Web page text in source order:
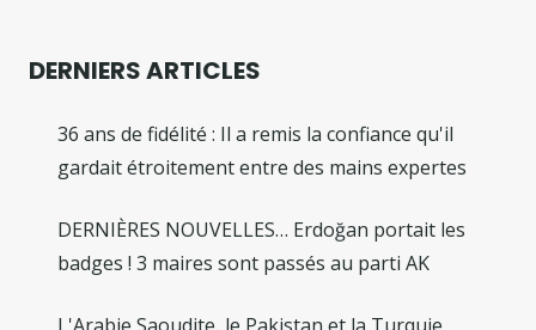
DERNIERS ARTICLES
36 ans de fidélité : Il a remis la confiance qu'il
gardait étroitement entre des mains expertes
DERNIÈRES NOUVELLES… Erdoğan portait les
badges ! 3 maires sont passés au parti AK